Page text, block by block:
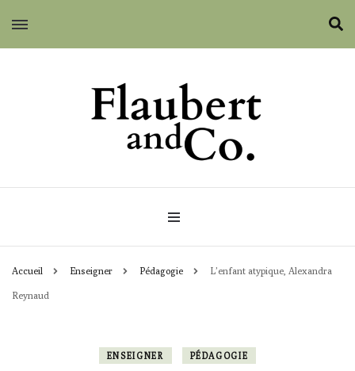
Flaubert and Co.
Accueil Enseigner Pédagogie L’enfant atypique, Alexandra
Reynaud
ENSEIGNER PÉDAGOGIE